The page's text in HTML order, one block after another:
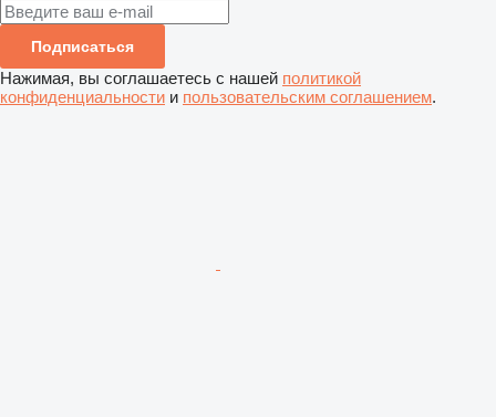
Подписаться
Нажимая, вы соглашаетесь с нашей политикой
конфиденциальности и пользовательским соглашением.